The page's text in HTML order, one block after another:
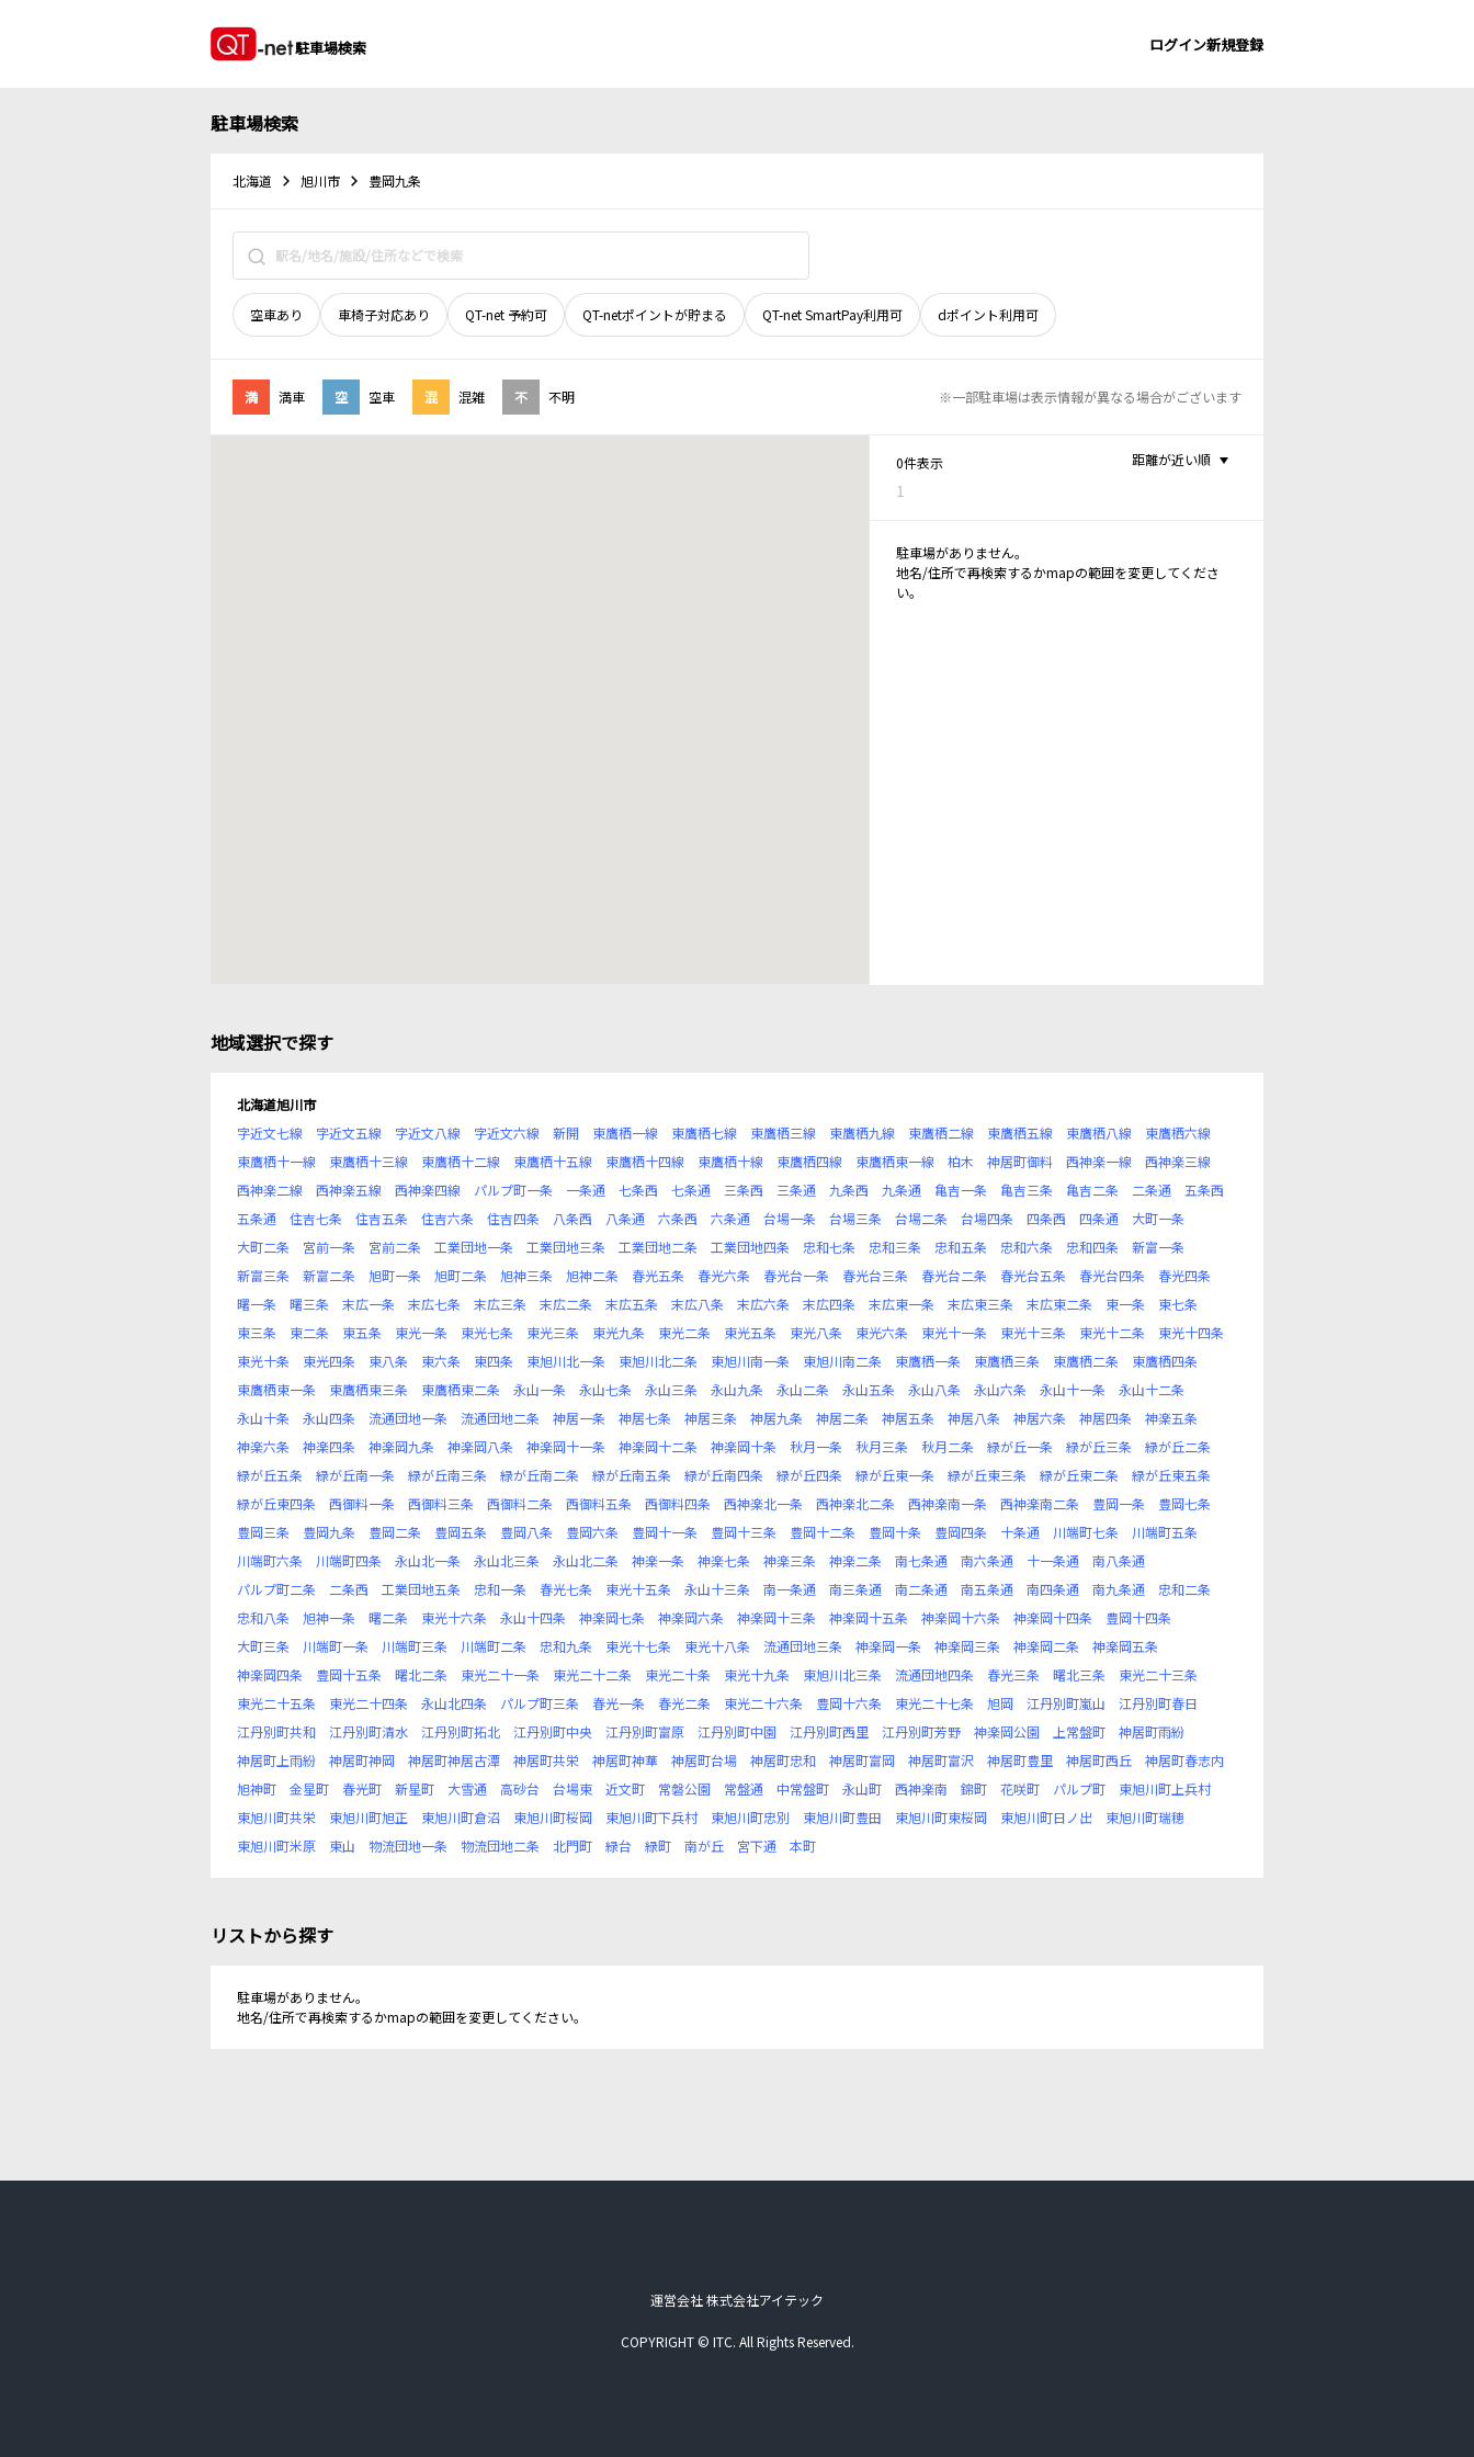
駐車場検索 ログイン新規登録
駐車場検索
北海道 旭川市 豊岡九条
空車あり 車椅子対応あり QT-net 予約可 QT-netポイントが貯まる QT-net SmartPay利用可 dポイント利用可
満 満車 空 空車 混 混雑 不 不明 ※一部駐車場は表示情報が異なる場合がございます
0件表示
1
距離が近い順
駐車場がありません。
地名/住所で再検索するかmapの範囲を変更してくださ
い。
地域選択で探す
北海道旭川市
字近文七線
字近文五線 字近文八線 字近文六線 新開 東鷹栖一線 東鷹栖七線 東鷹栖三線 東鷹栖九線 東鷹栖二線 東鷹栖五線 東鷹栖八線
東鷹栖六線
東鷹栖十一線
東鷹栖十三線 東鷹栖十二線 東鷹栖十五線 東鷹栖十四線 東鷹栖十線 東鷹栖四線 東鷹栖東一線 柏木 神居町御料 西神楽一線
西神楽三線
西神楽二線
西神楽五線 西神楽四線 パルプ町一条 一条通 七条西 七条通 三条西 三条通 九条西 九条通 亀吉一条 亀吉三条 亀吉二条 二条通
五条西
五条通
住吉七条 住吉五条 住吉六条 住吉四条 八条西 八条通 六条西 六条通 台場一条 台場三条 台場二条 台場四条 四条西 四条通
大町一条
大町二条
宮前一条 宮前二条 工業団地一条 工業団地三条 工業団地二条 工業団地四条 忠和七条 忠和三条 忠和五条 忠和六条 忠和四条
新富一条
新富三条
新富二条 旭町一条 旭町二条 旭神三条 旭神二条 春光五条 春光六条 春光台一条 春光台三条 春光台二条 春光台五条 春光台四条
春光四条
曙一条
曙三条 末広一条 末広七条 末広三条 末広二条 末広五条 末広八条 末広六条 末広四条 末広東一条 末広東三条 末広東二条 東一条
東七条
東三条
東二条 東五条 東光一条 東光七条 東光三条 東光九条 東光二条 東光五条 東光八条 東光六条 東光十一条 東光十三条 東光十二条
東光十四条
東光十条
東光四条 東八条 東六条 東四条 東旭川北一条 東旭川北二条 東旭川南一条 東旭川南二条 東鷹栖一条 東鷹栖三条 東鷹栖二条
東鷹栖四条
東鷹栖東一条
東鷹栖東三条 東鷹栖東二条 永山一条 永山七条 永山三条 永山九条 永山二条 永山五条 永山八条 永山六条 永山十一条
永山十二条
永山十条
永山四条 流通団地一条 流通団地二条 神居一条 神居七条 神居三条 神居九条 神居二条 神居五条 神居八条 神居六条 神居四条
神楽五条
神楽六条
神楽四条 神楽岡九条 神楽岡八条 神楽岡十一条 神楽岡十二条 神楽岡十条 秋月一条 秋月三条 秋月二条 緑が丘一条 緑が丘三条
緑が丘二条
緑が丘五条
緑が丘南一条 緑が丘南三条 緑が丘南二条 緑が丘南五条 緑が丘南四条 緑が丘四条 緑が丘東一条 緑が丘東三条 緑が丘東二条
緑が丘東五条
緑が丘東四条
西御料一条 西御料三条 西御料二条 西御料五条 西御料四条 西神楽北一条 西神楽北二条 西神楽南一条 西神楽南二条 豊岡一条
豊岡七条
豊岡三条
豊岡九条 豊岡二条 豊岡五条 豊岡八条 豊岡六条 豊岡十一条 豊岡十三条 豊岡十二条 豊岡十条 豊岡四条 十条通 川端町七条
川端町五条
川端町六条
川端町四条 永山北一条 永山北三条 永山北二条 神楽一条 神楽七条 神楽三条 神楽二条 南七条通 南六条通 十一条通
南八条通
パルプ町二条
二条西 工業団地五条 忠和一条 春光七条 東光十五条 永山十三条 南一条通 南三条通 南二条通 南五条通 南四条通 南九条通
忠和二条
忠和八条
旭神一条 曙二条 東光十六条 永山十四条 神楽岡七条 神楽岡六条 神楽岡十三条 神楽岡十五条 神楽岡十六条 神楽岡十四条
豊岡十四条
大町三条
川端町一条 川端町三条 川端町二条 忠和九条 東光十七条 東光十八条 流通団地三条 神楽岡一条 神楽岡三条 神楽岡二条
神楽岡五条
神楽岡四条
豊岡十五条 曙北二条 東光二十一条 東光二十二条 東光二十条 東光十九条 東旭川北三条 流通団地四条 春光三条 曙北三条
東光二十三条
東光二十五条
東光二十四条 永山北四条 パルプ町三条 春光一条 春光二条 東光二十六条 豊岡十六条 東光二十七条 旭岡 江丹別町嵐山
江丹別町春日
江丹別町共和
江丹別町清水 江丹別町拓北 江丹別町中央 江丹別町富原 江丹別町中園 江丹別町西里 江丹別町芳野 神楽岡公園 上常盤町
神居町雨紛
神居町上雨紛
神居町神岡 神居町神居古潭 神居町共栄 神居町神華 神居町台場 神居町忠和 神居町富岡 神居町富沢 神居町豊里 神居町西丘
神居町春志内
旭神町
金星町 春光町 新星町 大雪通 高砂台 台場東 近文町 常磐公園 常盤通 中常盤町 永山町 西神楽南 錦町 花咲町 パルプ町
東旭川町上兵村
東旭川町共栄
東旭川町旭正 東旭川町倉沼 東旭川町桜岡 東旭川町下兵村 東旭川町忠別 東旭川町豊田 東旭川町東桜岡 東旭川町日ノ出
東旭川町瑞穂
東旭川町米原
東山 物流団地一条 物流団地二条 北門町 緑台 緑町 南が丘 宮下通 本町
リストから探す
駐車場がありません。
地名/住所で再検索するかmapの範囲を変更してください。
運営会社 株式会社アイテック
COPYRIGHT © ITC. All Rights Reserved.